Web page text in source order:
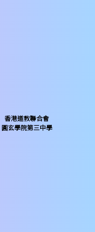
香港道教聯合會
圓玄學院第三中學